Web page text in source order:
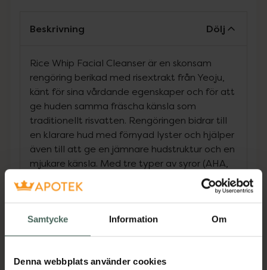
Samtycke Information Om
Denna webbplats använder cookies
Beskrivning Dölj
Rice Whip Facial Cleanser är en skonsam
rengöring berikad med risextrakt från Yeoju,
känt för sina vårdande egenskaper och för att
ge huden samma fräscha känsla som
traditionellt risvatten. Rengöringen bidrar till
en klarare hud med förnyad lyster och hjälper
även till att ge en jämnare hudstruktur och en
mjukare känsla. Med tre typer av syror (AHA,
BHA och PHA) hjälper den varsamt till att
avlägsna döda hudceller och
överskottssebum.
Den mjuka och krämiga konsistensen bildar
kontakt med vatten. Rengör grundligt huden,